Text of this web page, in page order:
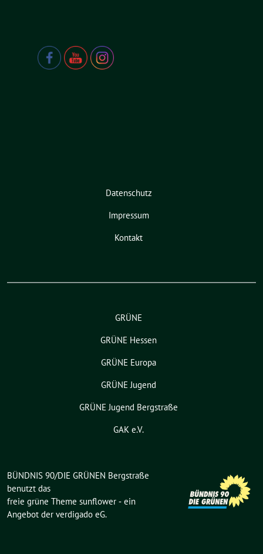
Datenschutz
Impressum
Kontakt
GRÜNE
GRÜNE Hessen
GRÜNE Europa
GRÜNE Jugend
GRÜNE Jugend Bergstraße
GAK e.V.
BÜNDNIS 90/DIE GRÜNEN Bergstraße
benutzt das
freie grüne Theme sunflower ‐ ein
Angebot der verdigado eG.